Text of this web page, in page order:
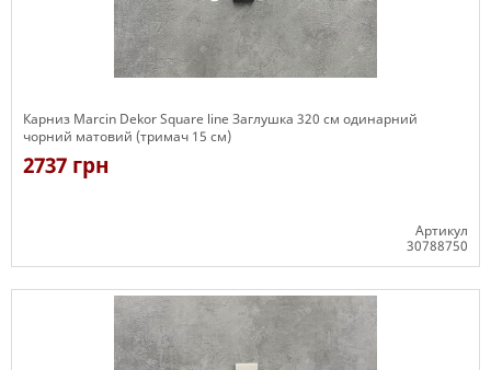
Карниз Marcin Dekor Square line Заглушка 320 см одинарний
чорний матовий (тримач 15 см)
2737 грн
Артикул
30788750